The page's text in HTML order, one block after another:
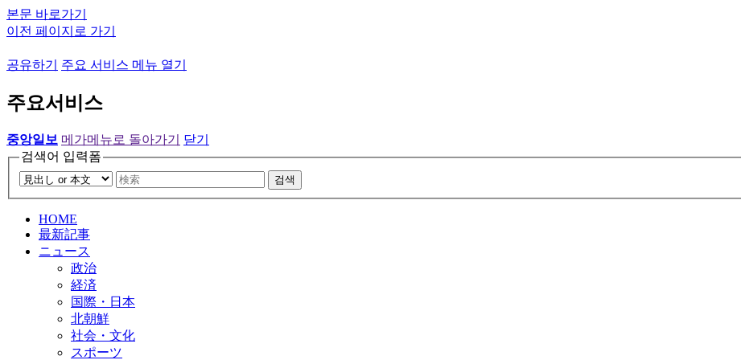
본문 바로가기
이전 페이지로 가기
공유하기 주요 서비스 메뉴 열기
주요서비스
중앙일보 메가메뉴로 돌아가기
닫기
검색어 입력폼
검색
HOME
最新記事
ニュース
政治
経済
国際・日本
北朝鮮
社会・文化
スポーツ